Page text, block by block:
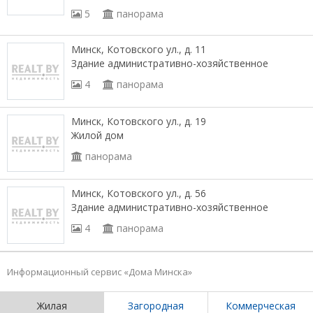
5
панорама
Минск, Котовского ул., д. 11
Здание административно-хозяйственное
4
панорама
Минск, Котовского ул., д. 19
Жилой дом
панорама
Минск, Котовского ул., д. 56
Здание административно-хозяйственное
4
панорама
Информационный сервис «Дома Минска»
Жилая Загородная Коммерческая